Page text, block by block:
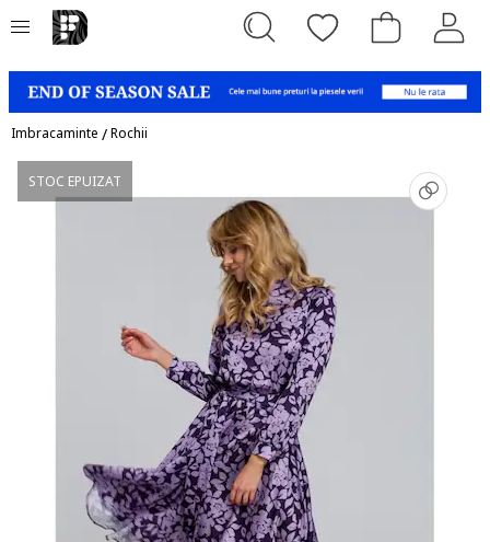
Imbracaminte /Rochii
STOC EPUIZAT